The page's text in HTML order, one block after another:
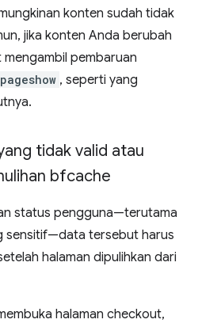
konten sudah tidak
jika konten Anda berubah
pembaruan
pageshow , seperti yang
tidak valid atau
bfcache
status pengguna—terutama
sensitif—data tersebut harus
halaman dipulihkan dari
halaman checkout,